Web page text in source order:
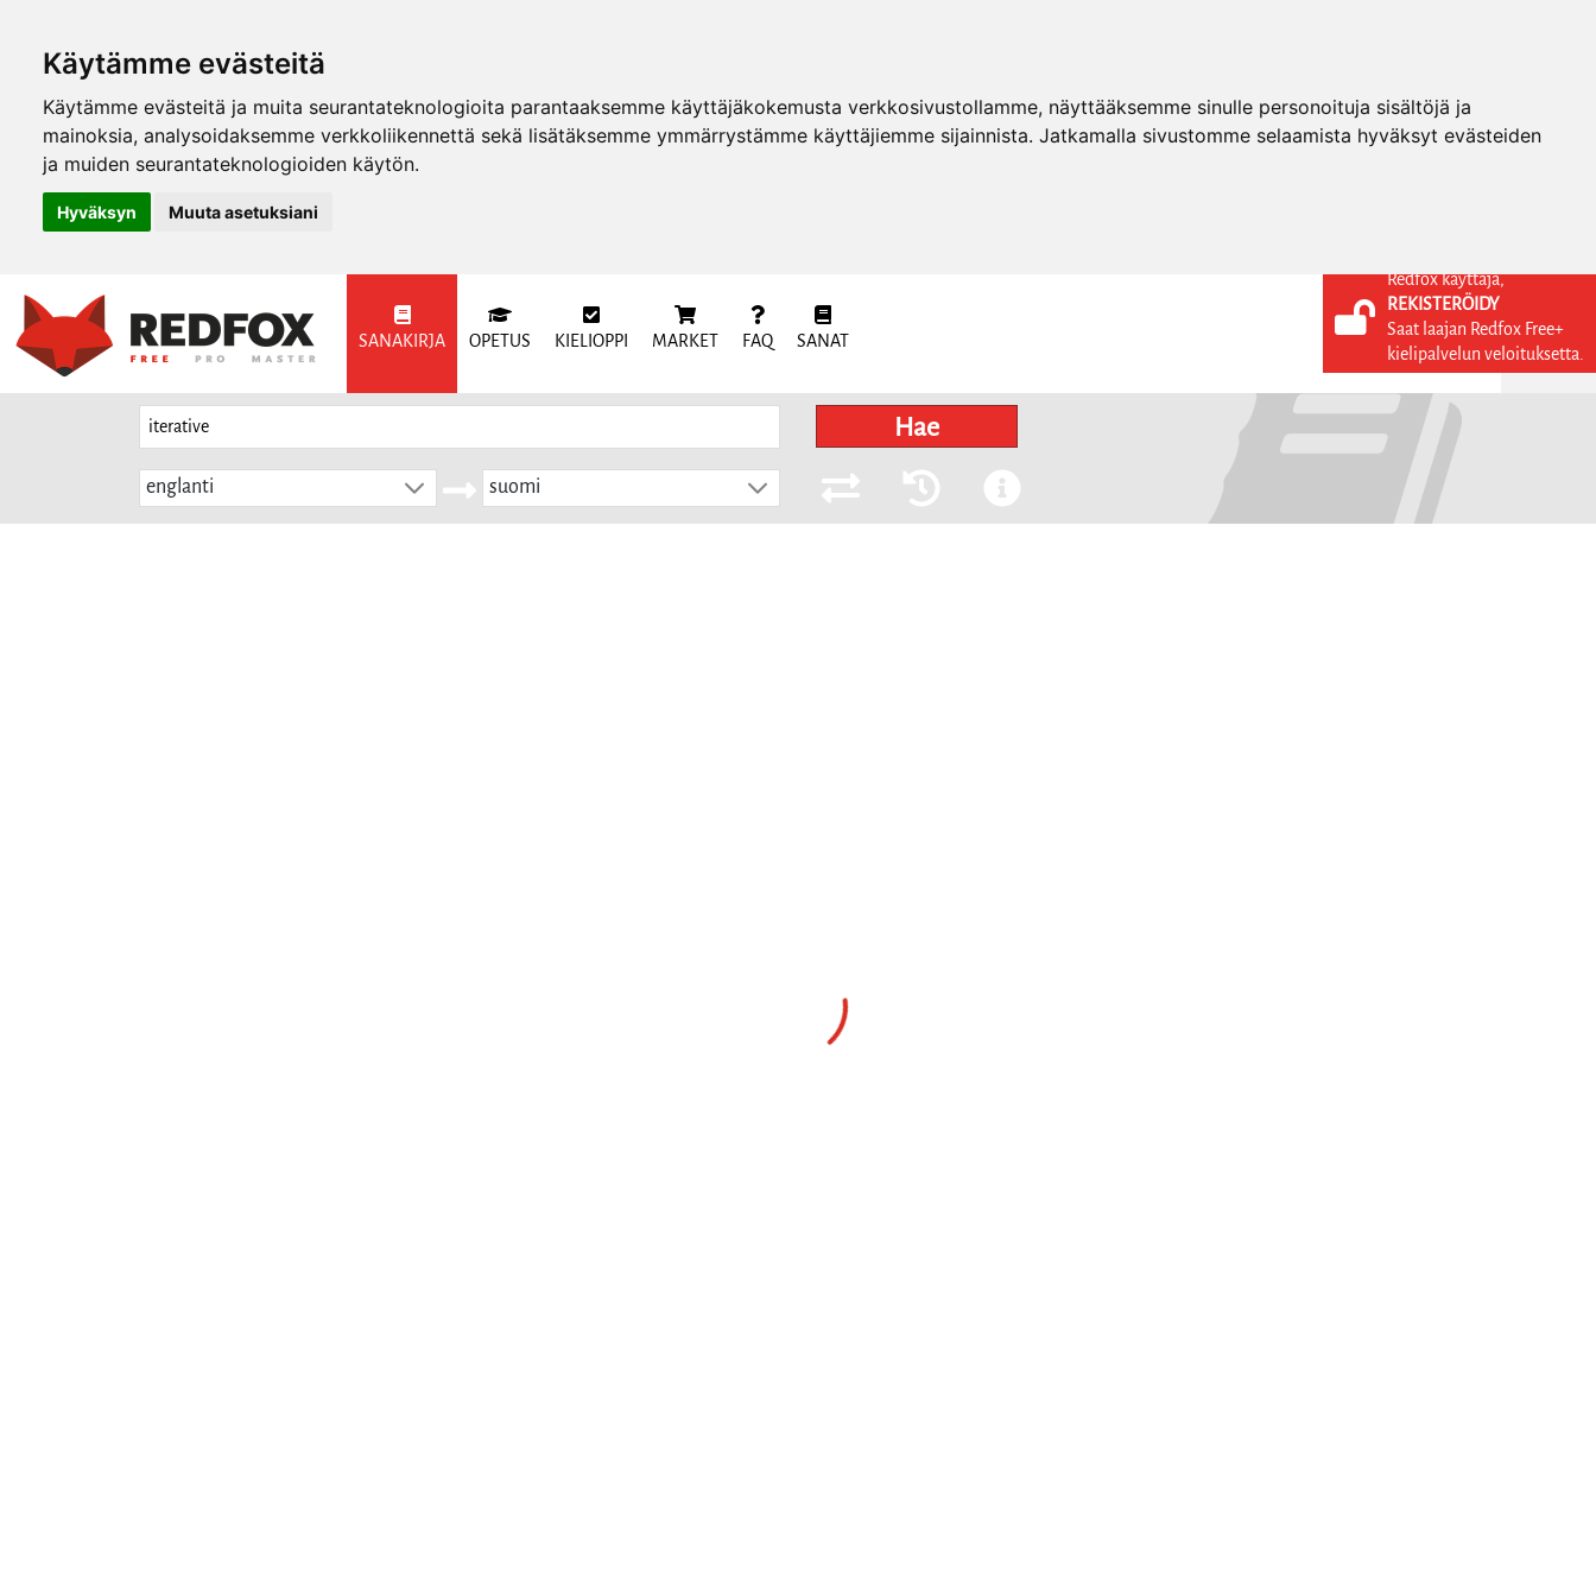
Käytämme evästeitä
Käytämme evästeitä ja muita seurantateknologioita parantaaksemme käyttäjäkokemusta verkkosivustollamme, näyttääksemme sinulle personoituja sisältöjä ja
mainoksia, analysoidaksemme verkkoliikennettä sekä lisätäksemme ymmärrystämme käyttäjiemme sijainnista. Jatkamalla sivustomme selaamista hyväksyt evästeiden
ja muiden seurantateknologioiden käytön.
Hyväksyn Muuta asetuksiani
SANAKIRJA OPETUS KIELIOPPI MARKET FAQ SANAT
KIRJAUDU SISÄÄN
REKISTERÖIDY
FI
Hae
englanti suomi
Redfox käyttäjä,
REKISTERÖIDY
Saat laajan Redfox Free+
kielipalvelun veloituksetta.